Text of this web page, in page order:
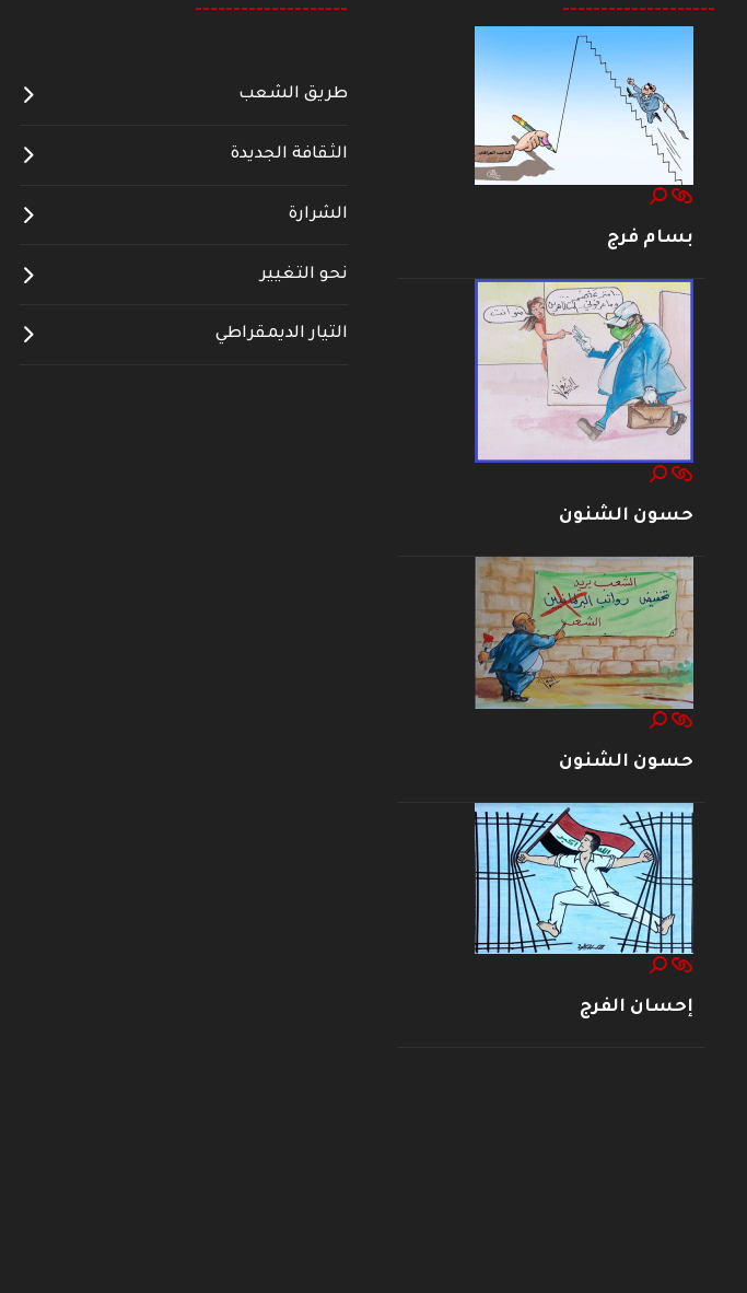
--------------------
بسام فرج
حسون الشنون
حسون الشنون
إحسان الفرج
--------------------
طريق الشعب
الثقافة الجديدة
الشرارة
نحو التغيير
التيار الديمقراطي